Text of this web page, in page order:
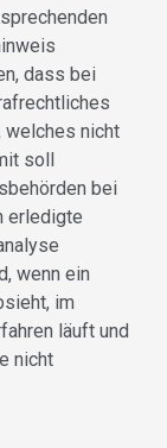
dass bei
welches nicht
soll
bei
erledigte
wenn ein
im
läuft und
nicht